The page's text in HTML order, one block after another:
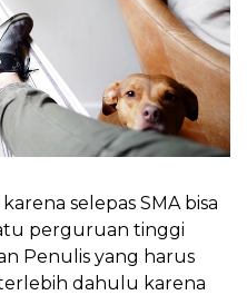
selepas SMA bisa
perguruan tinggi
Penulis yang harus
dahulu karena